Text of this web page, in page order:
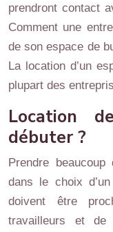
prendront contact
Comment une
de son espace de
La location d’un
plupart des
Location
débuter ?
Prendre
dans le choix
doivent être
travailleurs et de